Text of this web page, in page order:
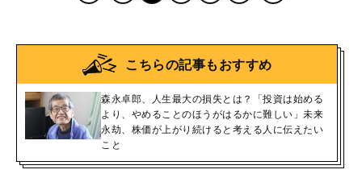
こちらの記事もおすすめ
森永卓郎、人生最大の損失とは？「投資は始める
より、やめることのほうがはるかに難しい」未来
永劫、株価が上がり続けると考える人に伝えたい
こと